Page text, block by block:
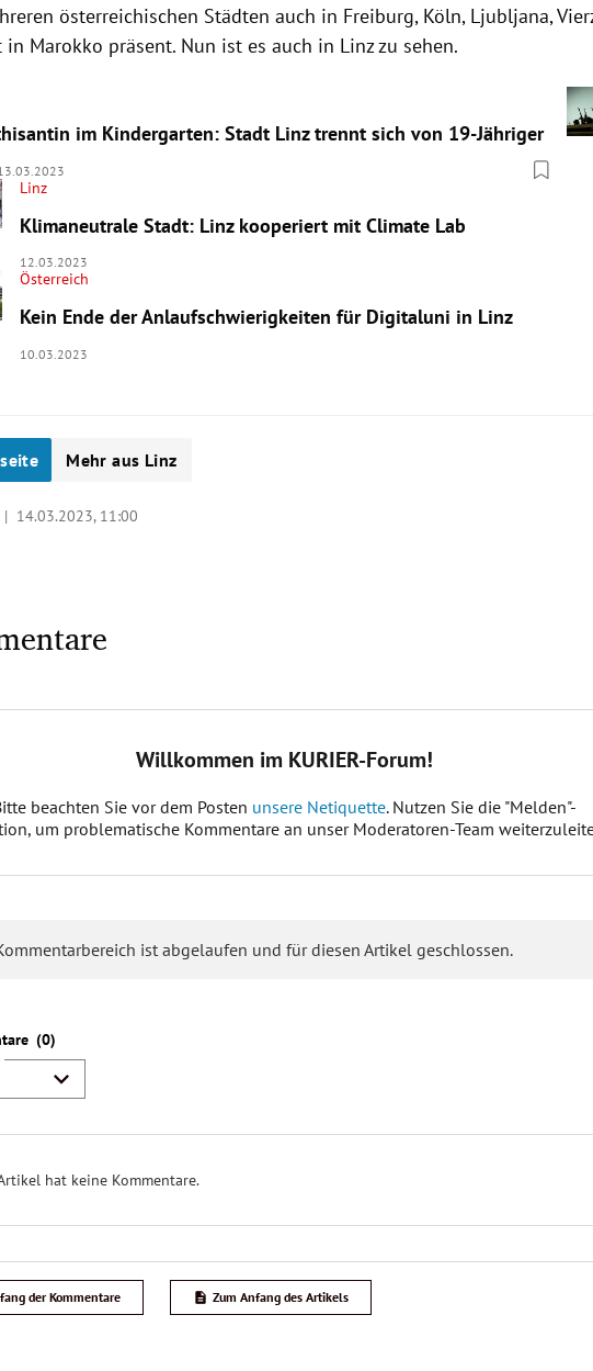
österreichischen Städten auch in Freiburg, Köln, Ljubljana,
in Marokko präsent. Nun ist es auch in Linz zu sehen.
im Kindergarten: Stadt Linz trennt sich von 19-Jähriger
Linz
Klimaneutrale Stadt: Linz kooperiert mit Climate Lab
12.03.2023
Österreich
Kein Ende der Anlaufschwierigkeiten für Digitaluni in Linz
10.03.2023
Mehr aus Linz
| 14.03.2023, 11:00